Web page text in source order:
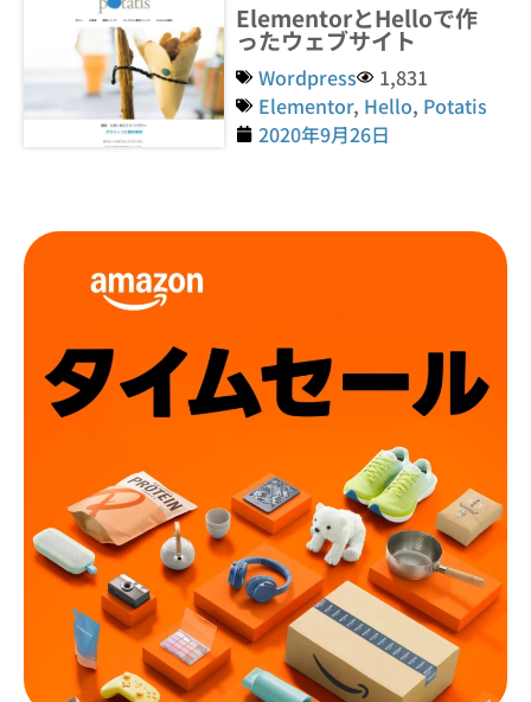
ElementorとHelloで作
ったウェブサイト
Wordpress
1,831
Elementor, Hello, Potatis
2020年9月26日